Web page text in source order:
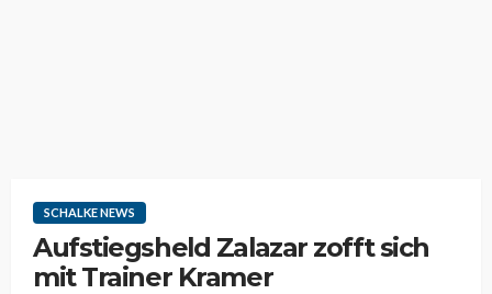
SCHALKE NEWS
Aufstiegsheld Zalazar zofft sich
mit Trainer Kramer